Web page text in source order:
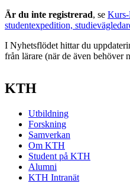
Är du inte registrerad, se
studentexpedition,
I Nyhetsflödet hittar du
från lärare (när de även behöver
KTH
Utbildning
Forskning
Samverkan
Om KTH
Student på KTH
Alumni
KTH Intranät